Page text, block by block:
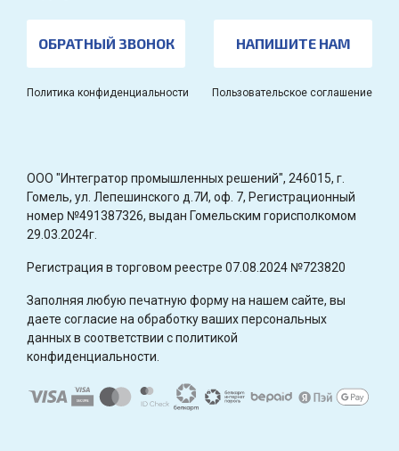
ОБРАТНЫЙ ЗВОНОК НАПИШИТЕ НАМ
Политика конфиденциальности Пользовательское соглашение
OOO "Интегратор промышленных решений", 246015, г.
Гомель, ул. Лепешинского д.7И, оф. 7, Регистрационный
номер №491387326, выдан Гомельским горисполкомом
29.03.2024г.
Регистрация в торговом реестре 07.08.2024 №723820
Заполняя любую печатную форму на нашем сайте, вы
даете согласие на обработку ваших персональных
данных в соответствии с политикой
конфиденциальности.